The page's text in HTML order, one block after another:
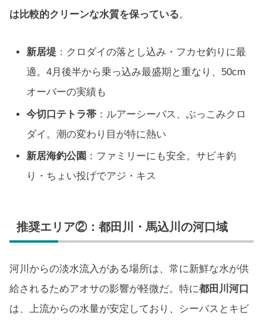
は比較的クリーンな水質を保っている。
新居堤 ：クロダイの落とし込み・フカセ釣りに最
適。4月後半から乗っ込み最盛期と重なり、50cm
オーバーの実績も
今切口テトラ帯 ：ルアーシーバス、ぶっこみクロ
ダイ。潮の変わり目が特に熱い
新居海釣公園 ：ファミリーにも安全。サビキ釣
り・ちょい投げでアジ・キス
推奨エリア②：都田川・馬込川の河口域
河川からの淡水流入がある場所は、常に新鮮な水が供
給されるためアオサの影響が軽微だ。特に都田川河口
は、上流からの水量が安定しており、シーバスとキビ